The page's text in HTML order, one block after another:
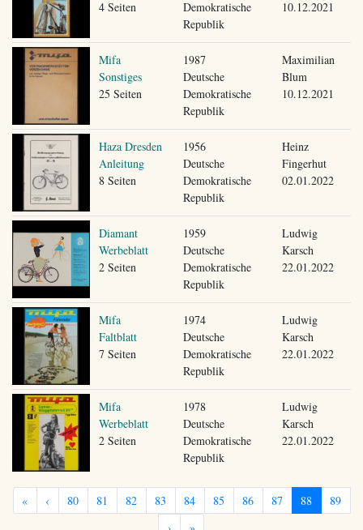
4 Seiten
Demokratische
Republik
10.12.2021
Mifa
Sonstiges
25 Seiten
1987
Deutsche
Demokratische
Republik
Maximilian
Blum
10.12.2021
Haza Dresden
Anleitung
8 Seiten
1956
Deutsche
Demokratische
Republik
Heinz
Fingerhut
02.01.2022
Diamant
Werbeblatt
2 Seiten
1959
Deutsche
Demokratische
Republik
Ludwig
Karsch
22.01.2022
Mifa
Faltblatt
7 Seiten
1974
Deutsche
Demokratische
Republik
Ludwig
Karsch
22.01.2022
Mifa
Werbeblatt
2 Seiten
1978
Deutsche
Demokratische
Republik
Ludwig
Karsch
22.01.2022
« ‹ 80 81 82 83 84 85 86 87 88
89
›
»